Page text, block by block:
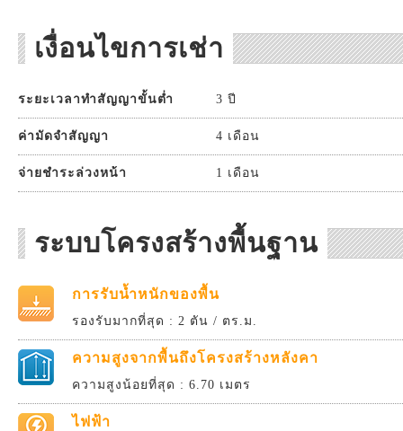
เงื่อนไขการเช่า
ระยะเวลาทำสัญญาขั้นต่ำ 3 ปี
ค่ามัดจำสัญญา 4 เดือน
จ่ายชำระล่วงหน้า 1 เดือน
ระบบโครงสร้างพื้นฐาน
การรับน้ำหนักของพื้น
รองรับมากที่สุด : 2 ตัน / ตร.ม.
ความสูงจากพื้นถึงโครงสร้างหลังคา
ความสูงน้อยที่สุด : 6.70 เมตร
ไฟฟ้า